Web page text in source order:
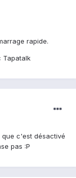
rapide.
Tapatalk
que c'est désactivé
pas :P